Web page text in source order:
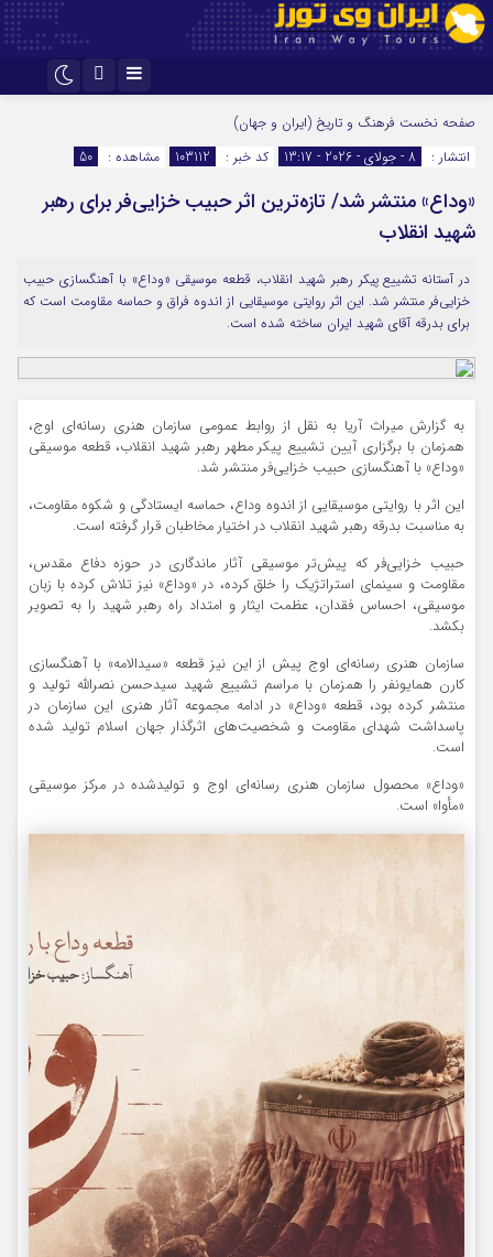
اینستاگرام
صفحه نخست فرهنگ و تاریخ (ایران و جهان)
انتشار :
8 - جولای - 2026 - 13:17 کد خبر : 103112 مشاهده : 50
«وداع» منتشر شد/ تازه‌ترین اثر حبیب خزایی‌فر برای رهبر
شهید انقلاب
در آستانه تشییع پیکر رهبر شهید انقلاب، قطعه موسیقی «وداع» با آهنگسازی حبیب
خزایی‌فر منتشر شد. این اثر روایتی موسیقایی از اندوه فراق و حماسه مقاومت است که
برای بدرقه آقای شهید ایران ساخته شده است.
به گزارش میراث آریا به نقل از روابط عمومی سازمان هنری رسانه‌ای اوج،
همزمان با برگزاری آیین تشییع پیکر مطهر رهبر شهید انقلاب، قطعه موسیقی
«وداع» با آهنگسازی حبیب خزایی‌فر منتشر شد.
این اثر با روایتی موسیقایی از اندوه وداع، حماسه ایستادگی و شکوه مقاومت،
به مناسبت بدرقه رهبر شهید انقلاب در اختیار مخاطبان قرار گرفته است.
حبیب خزایی‌فر که پیش‌تر موسیقی آثار ماندگاری در حوزه دفاع مقدس،
مقاومت و سینمای استراتژیک را خلق کرده، در «وداع» نیز تلاش کرده با زبان
موسیقی، احساس فقدان، عظمت ایثار و امتداد راه رهبر شهید را به تصویر
بکشد.
سازمان هنری رسانه‌ای اوج پیش از این نیز قطعه «سیدالامه» با آهنگسازی
کارن همایونفر را همزمان با مراسم تشییع شهید سیدحسن نصرالله تولید و
منتشر کرده بود، قطعه «وداع» در ادامه مجموعه آثار هنری این سازمان در
پاسداشت شهدای مقاومت و شخصیت‌های اثرگذار جهان اسلام تولید شده
است.
«وداع» محصول سازمان هنری رسانه‌ای اوج و تولیدشده در مرکز موسیقی
«مأوا» است.